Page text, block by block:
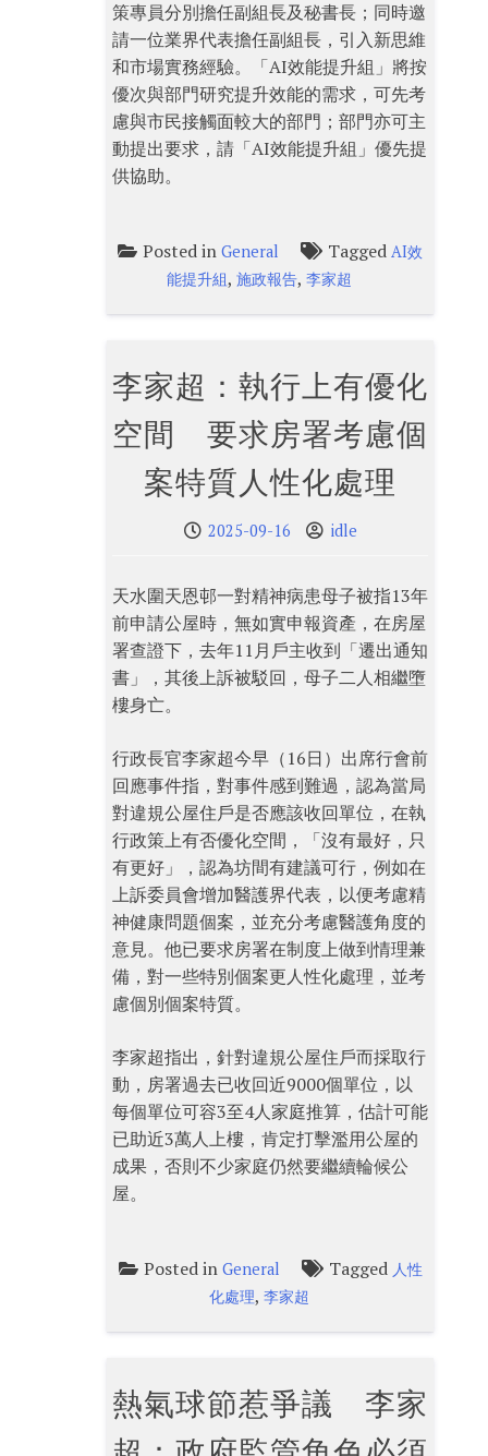
策專員分別擔任副組長及秘書長；同時邀
請一位業界代表擔任副組長，引入新思維
和市場實務經驗。「AI效能提升組」將按
優次與部門研究提升效能的需求，可先考
慮與市民接觸面較大的部門；部門亦可主
動提出要求，請「AI效能提升組」優先提
供協助。
Posted inGeneral TaggedAI效
能提升組,施政報告,李家超
李家超：執行上有優化
空間 要求房署考慮個
案特質人性化處理
2025-09-16 idle
天水圍天恩邨一對精神病患母子被指13年
前申請公屋時，無如實申報資產，在房屋
署查證下，去年11月戶主收到「遷出通知
書」，其後上訴被駁回，母子二人相繼墮
樓身亡。
行政長官李家超今早（16日）出席行會前
回應事件指，對事件感到難過，認為當局
對違規公屋住戶是否應該收回單位，在執
行政策上有否優化空間，「沒有最好，只
有更好」，認為坊間有建議可行，例如在
上訴委員會增加醫護界代表，以便考慮精
神健康問題個案，並充分考慮醫護角度的
意見。他已要求房署在制度上做到情理兼
備，對一些特別個案更人性化處理，並考
慮個別個案特質。
李家超指出，針對違規公屋住戶而採取行
動，房署過去已收回近9000個單位，以
每個單位可容3至4人家庭推算，估計可能
已助近3萬人上樓，肯定打擊濫用公屋的
成果，否則不少家庭仍然要繼續輪候公
屋。
Posted in General Tagged 人性
化處理,李家超
熱氣球節惹爭議 李家